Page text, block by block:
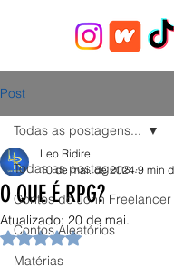
Post
Todas as postagens...
Contos do John Freelancer
Contos Aleatórios
Matérias
Todas as postagens...
O QUE É RPG?
Leo Ridire
10 de mai. de 2024 9 min
Atualizado: 20 de mai.
Avaliado com NaN de